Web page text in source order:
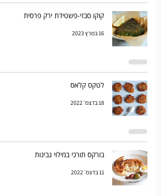
קוקו סבזי-פשטידת ירק פרסית
16 במרץ 2023
לטקס קלאס
18 בדצמ׳ 2022
בורקס תורכי במילוי גבינות
11 בדצמ׳ 2022